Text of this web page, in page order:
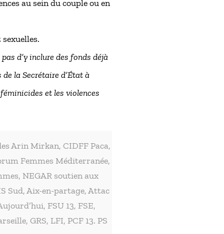
au sein du couple ou en
d’y inclure des fonds déjà
la Secrétaire d’État à
et les violences
Arin Mirkan, CIDFF Paca,
Femmes Méditerranée,
NEGAR soutien aux
Sud, Aix-en-partage, Attac
FSU 13, FSE,
GRS, LFI, PCF 13. PS